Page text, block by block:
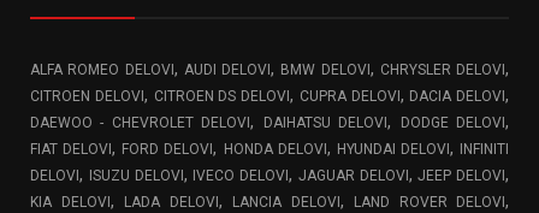
ALFA ROMEO DELOVI, AUDI DELOVI, BMW DELOVI, CHRYSLER DELOVI,
CITROEN DELOVI, CITROEN DS DELOVI, CUPRA DELOVI, DACIA DELOVI,
DAEWOO - CHEVROLET DELOVI, DAIHATSU DELOVI, DODGE DELOVI,
FIAT DELOVI, FORD DELOVI, HONDA DELOVI, HYUNDAI DELOVI, INFINITI
DELOVI, ISUZU DELOVI, IVECO DELOVI, JAGUAR DELOVI,JEEP DELOVI,
KIA DELOVI, LADA DELOVI, LANCIA DELOVI, LAND ROVER DELOVI,